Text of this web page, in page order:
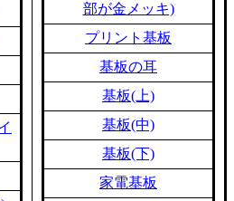
部が金メッキ)
プリント基板
基板の耳
基板(上)
基板(中)
基板(下)
家電基板